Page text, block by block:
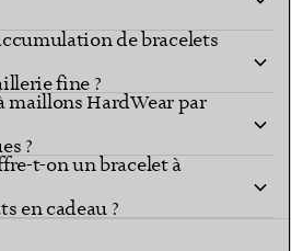
de bracelets
fine ?
maillons HardWear par
?
t-on un bracelet à
en cadeau ?